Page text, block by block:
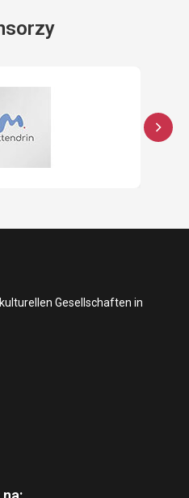
Gesellschaften in